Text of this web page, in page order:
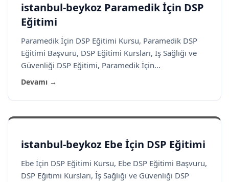
istanbul-beykoz Paramedik İçin DSP
Eğitimi
Paramedik İçin DSP Eğitimi Kursu, Paramedik DSP
Eğitimi Başvuru, DSP Eğitimi Kursları, İş Sağlığı ve
Güvenliği DSP Eğitimi, Paramedik İçin...
Devamı →
istanbul-beykoz Ebe İçin DSP Eğitimi
Ebe İçin DSP Eğitimi Kursu, Ebe DSP Eğitimi Başvuru,
DSP Eğitimi Kursları, İş Sağlığı ve Güvenliği DSP